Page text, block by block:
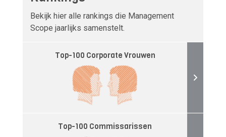
Bekijk hier alle rankings die Management
Scope jaarlijks samenstelt.
Top-100 Corporate Vrouwen
Top-100 Commissarissen